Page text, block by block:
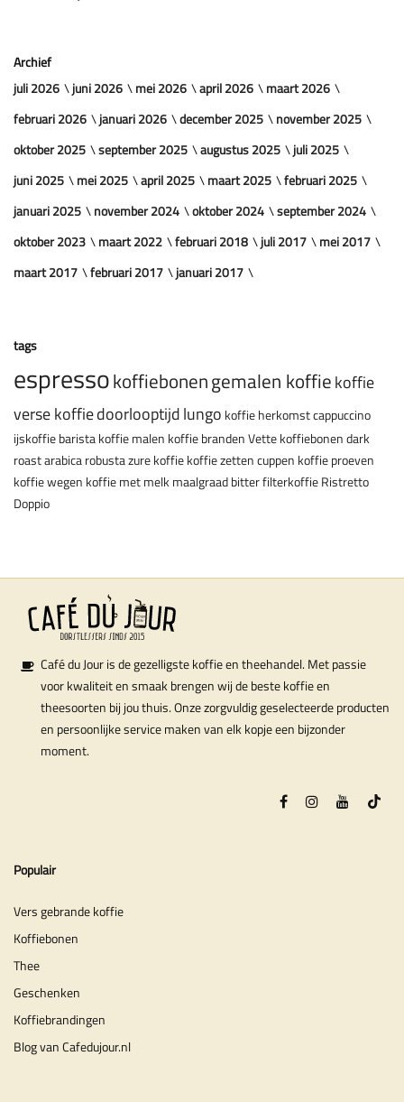
Archief
juli 2026
juni 2026 mei 2026 april 2026
maart 2026
februari 2026
januari 2026 december 2025
november 2025
oktober 2025
september 2025 augustus 2025
juli 2025
juni 2025
mei 2025 april 2025 maart 2025
februari 2025
januari 2025
november 2024 oktober 2024
september 2024
oktober 2023
maart 2022 februari 2018 juli 2017
mei 2017
maart 2017
februari 2017 januari 2017
tags
espressokoffiebonengemalen koffiekoffie
verse koffiedoorlooptijdlungo koffie herkomstcappuccino
ijskoffiebaristakoffie malen koffie brandenVette koffiebonendark
roastarabicarobustazure koffiekoffie zettencuppen koffie proeven
koffie wegen koffie met melkmaalgraadbitterfilterkoffieRistretto
Doppio
Café du Jour is de gezelligste koffie en theehandel. Met passie
voor kwaliteit en smaak brengen wij de beste koffie en
theesoorten bij jou thuis. Onze zorgvuldig geselecteerde producten
en persoonlijke service maken van elk kopje een bijzonder
moment.
Populair
Vers gebrande koffie
Koffiebonen
Thee
Geschenken
Koffiebrandingen
Blog van Cafedujour.nl